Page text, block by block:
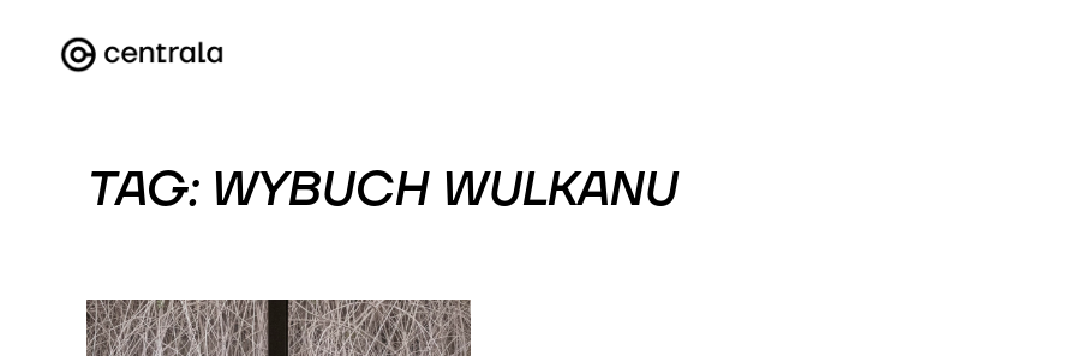
TAG: WYBUCH WULKANU